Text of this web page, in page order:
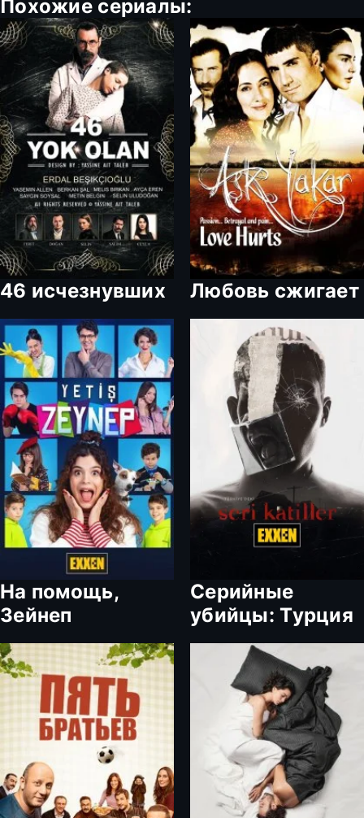
Похожие сериалы:
46 исчезнувших Любовь сжигает
На помощь,
Зейнеп
Серийные
убийцы: Турция